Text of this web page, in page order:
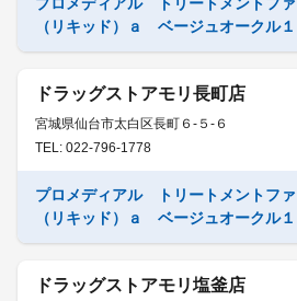
（リキッド）ａ ベージュオークル１
ドラッグストアモリ長町店
宮城県仙台市太白区長町６-５-６
TEL: 022-796-1778
プロメディアル トリートメントファ
（リキッド）ａ ベージュオークル１
ドラッグストアモリ塩釜店